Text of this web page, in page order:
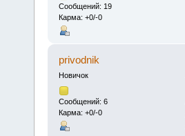
Сообщений: 19
Карма: +0/-0
privodnik
Новичок
Сообщений: 6
Карма: +0/-0